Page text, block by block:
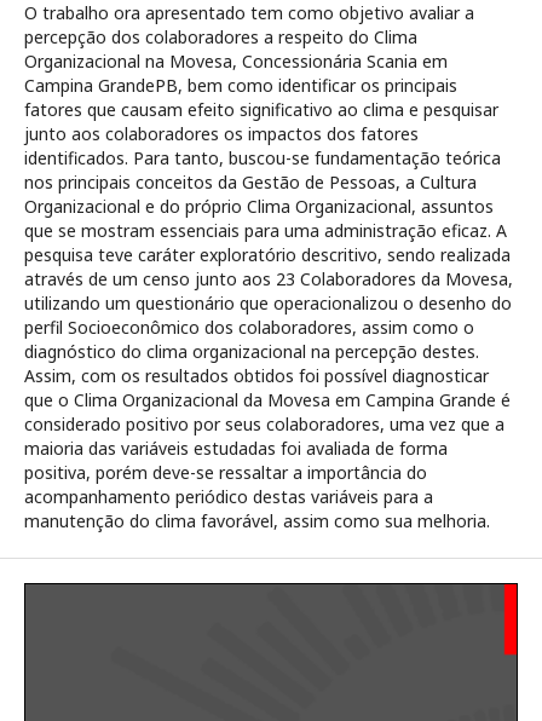
O trabalho ora apresentado tem como objetivo avaliar a
percepção dos colaboradores a respeito do Clima
Organizacional na Movesa, Concessionária Scania em
Campina GrandePB, bem como identificar os principais
fatores que causam efeito significativo ao clima e pesquisar
junto aos colaboradores os impactos dos fatores
identificados. Para tanto, buscou-se fundamentação teórica
nos principais conceitos da Gestão de Pessoas, a Cultura
Organizacional e do próprio Clima Organizacional, assuntos
que se mostram essenciais para uma administração eficaz. A
pesquisa teve caráter exploratório descritivo, sendo realizada
através de um censo junto aos 23 Colaboradores da Movesa,
utilizando um questionário que operacionalizou o desenho do
perfil Socioeconômico dos colaboradores, assim como o
diagnóstico do clima organizacional na percepção destes.
Assim, com os resultados obtidos foi possível diagnosticar
que o Clima Organizacional da Movesa em Campina Grande é
considerado positivo por seus colaboradores, uma vez que a
maioria das variáveis estudadas foi avaliada de forma
positiva, porém deve-se ressaltar a importância do
acompanhamento periódico destas variáveis para a
manutenção do clima favorável, assim como sua melhoria.